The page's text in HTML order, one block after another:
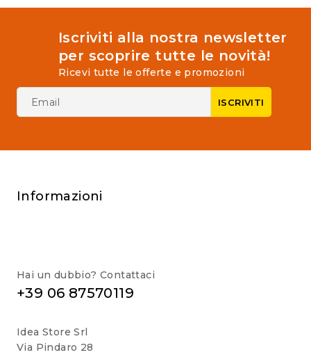
Iscriviti alla nostra newsletter
per scoprire tutte le novità!
Ricevi tutte le offerte e promozioni
Informazioni
Hai un dubbio? Contattaci
+39 06 87570119
Idea Store Srl
Via Pindaro 28